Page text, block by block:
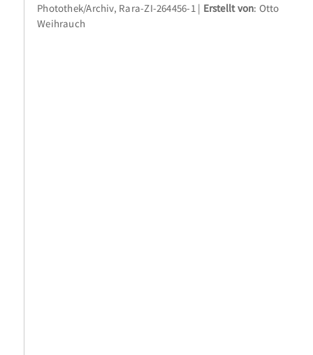
Photothek/Archiv, Rara-ZI-264456-1
Erstellt von: Otto
Weihrauch